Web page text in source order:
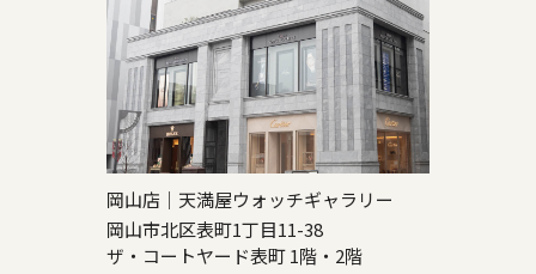
岡山店｜天満屋ウォッチギャラリー
岡山市北区表町1丁目11-38
ザ・コートヤード表町 1階・2階